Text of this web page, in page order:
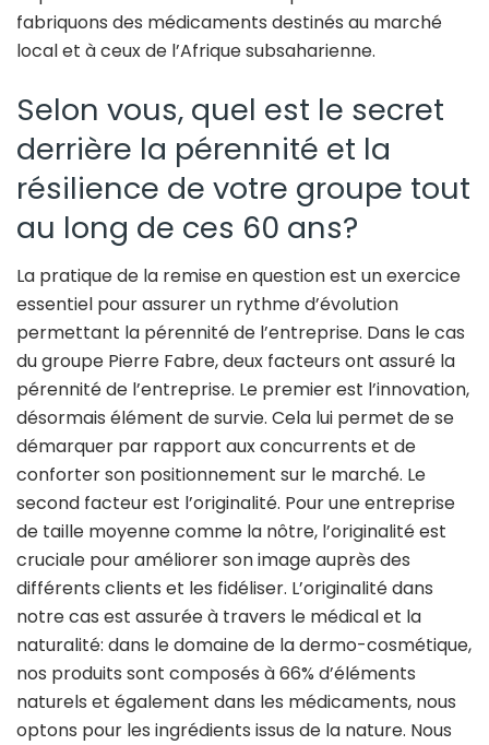
fabriquons des médicaments destinés au marché
local et à ceux de l’Afrique subsaharienne.
Selon vous, quel est le secret
derrière la pérennité et la
résilience de votre groupe tout
au long de ces 60 ans?
La pratique de la remise en question est un exercice
essentiel pour assurer un rythme d’évolution
permettant la pérennité de l’entreprise. Dans le cas
du groupe Pierre Fabre, deux facteurs ont assuré la
pérennité de l’entreprise. Le premier est l’innovation,
désormais élément de survie. Cela lui permet de se
démarquer par rapport aux concurrents et de
conforter son positionnement sur le marché. Le
second facteur est l’originalité. Pour une entreprise
de taille moyenne comme la nôtre, l’originalité est
cruciale pour améliorer son image auprès des
différents clients et les fidéliser. L’originalité dans
notre cas est assurée à travers le médical et la
naturalité: dans le domaine de la dermo-cosmétique,
nos produits sont composés à 66% d’éléments
naturels et également dans les médicaments, nous
optons pour les ingrédients issus de la nature. Nous